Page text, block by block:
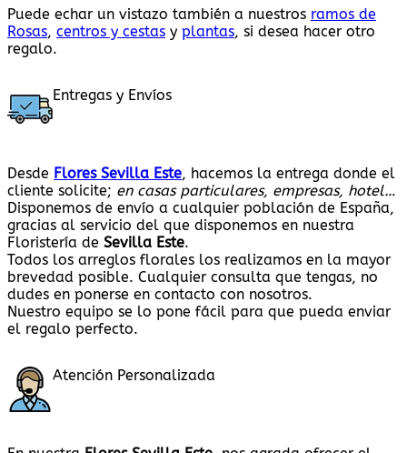
Puede echar un vistazo también a nuestros ramos de
Rosas, centros y cestas y plantas, si desea hacer otro
regalo.
Entregas y Envíos
Desde Flores Sevilla Este, hacemos la entrega donde el
cliente solicite; en casas particulares, empresas, hotel…
Disponemos de envío a cualquier población de España,
gracias al servicio del que disponemos en nuestra
Floristería de Sevilla Este.
Todos los arreglos florales los realizamos en la mayor
brevedad posible. Cualquier consulta que tengas, no
dudes en ponerse en contacto con nosotros.
Nuestro equipo se lo pone fácil para que pueda enviar
el regalo perfecto.
Atención Personalizada